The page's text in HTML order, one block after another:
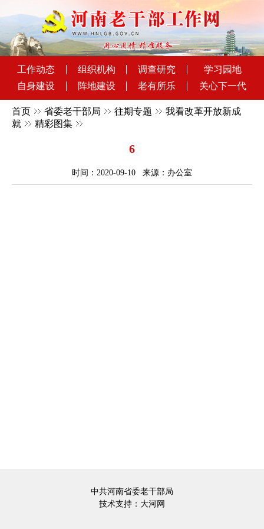
工作动态 组织机构 调查研究
学习园地
自身建设
阵地建设 老有所乐 关心下一代
首页 省委老干部局 往期专题
我看改革开放新成
就
精彩图集
6
时间：2020-09-10 来源：办公室
中共河南省委老干部局
技术支持： 大河网